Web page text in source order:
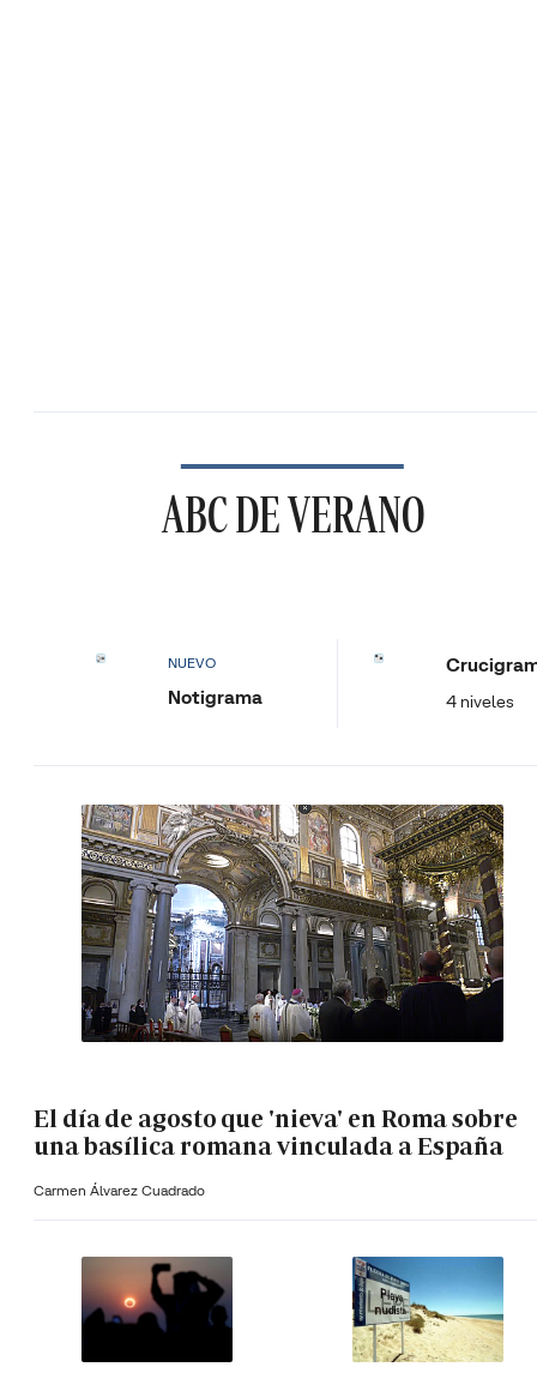
ABC DE VERANO
NUEVO
Notigrama 4 niveles
El día de agosto que 'nieva' en Roma sobre
una basílica romana vinculada a España
Carmen Álvarez Cuadrado